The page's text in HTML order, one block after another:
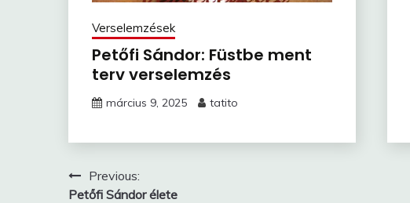
Verselemzések
Petőfi Sándor: Füstbe ment
terv verselemzés
március 9, 2025 tatito
Bejegyzés
Previous:
Petőfi Sándor élete